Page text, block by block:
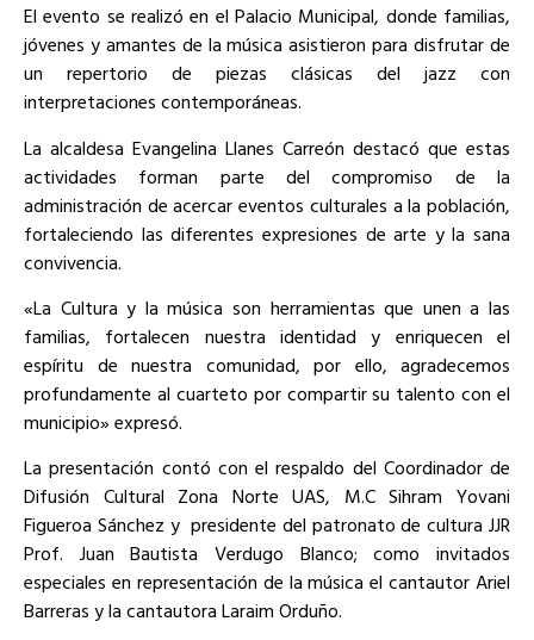
El evento se realizó en el Palacio Municipal, donde familias,
jóvenes y amantes de la música asistieron para disfrutar de
un repertorio de piezas clásicas del jazz con
interpretaciones contemporáneas.
La alcaldesa Evangelina Llanes Carreón destacó que estas
actividades forman parte del compromiso de la
administración de acercar eventos culturales a la población,
fortaleciendo las diferentes expresiones de arte y la sana
convivencia.
«La Cultura y la música son herramientas que unen a las
familias, fortalecen nuestra identidad y enriquecen el
espíritu de nuestra comunidad, por ello, agradecemos
profundamente al cuarteto por compartir su talento con el
municipio» expresó.
La presentación contó con el respaldo del Coordinador de
Difusión Cultural Zona Norte UAS, M.C Sihram Yovani
Figueroa Sánchez y presidente del patronato de cultura JJR
Prof. Juan Bautista Verdugo Blanco; como invitados
especiales en representación de la música el cantautor Ariel
Barreras y la cantautora Laraim Orduño.